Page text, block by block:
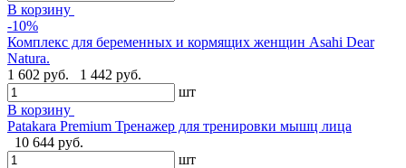
В корзину
-10%
Комплекс для беременных и кормящих женщин Asahi Dear
Natura.
1 602 руб.
1 442 руб.
шт
В корзину
Patakara Premium Тренажер для тренировки мышц лица
10 644 руб.
шт